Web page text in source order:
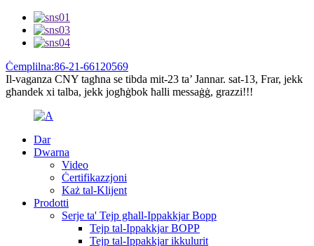
Ċemplilna:86-21-66120569
Il-vaganza CNY tagħna se tibda mit-23 ta’ Jannar. sat-13, Frar, jekk
għandek xi talba, jekk jogħġbok ħalli messaġġ, grazzi!!!
Dar
Dwarna
Video
Ċertifikazzjoni
Każ tal-Klijent
Prodotti
Serje ta' Tejp għall-Ippakkjar Bopp
Tejp tal-Ippakkjar BOPP
Tejp tal-Ippakkjar ikkulurit